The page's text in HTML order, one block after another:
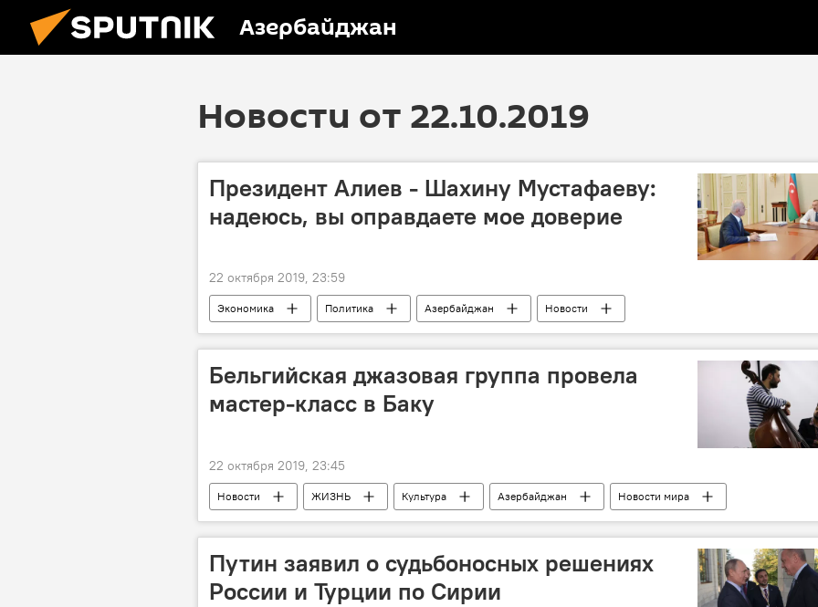
Азербайджан
Новости от 22.10.2019
Президент Алиев - Шахину Мустафаеву:
надеюсь, вы оправдаете мое доверие
22 октября 2019, 23:59
Экономика Политика Азербайджан Новости
Бельгийская джазовая группа провела
мастер-класс в Баку
22 октября 2019, 23:45
Новости ЖИЗНЬ Культура Азербайджан Новости мира
Путин заявил о судьбоносных решениях
России и Турции по Сирии